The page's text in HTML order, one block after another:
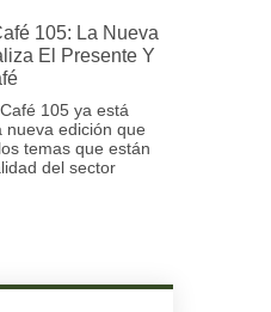
105: La Nueva
El Presente Y
105 ya está
nueva edición que
temas que están
del sector